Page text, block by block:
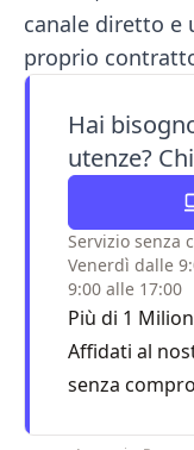
canale diretto e
proprio
Hai
utenze?
Servizio senza
Venerdì dalle
9:00 alle 17:00
Più di 1
Affidati al
senza